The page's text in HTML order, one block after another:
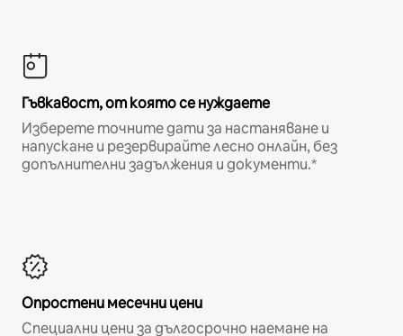
Гъвкавост, от която се нуждаете
Изберете точните дати за настаняване и
напускане и резервирайте лесно онлайн, без
допълнителни задължения и документи.*
Опростени месечни цени
Специални цени за дългосрочно наемане на